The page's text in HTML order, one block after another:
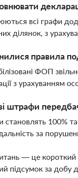
всі графи
ділянок, з
правила
ФОП
з урахуванням
штрафи
100% та
за
— це короткий
підсумок за добу